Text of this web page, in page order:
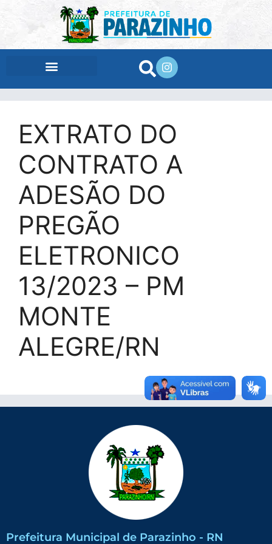
EXTRATO DO
CONTRATO A
ADESÃO DO
PREGÃO
ELETRONICO
13/2023 – PM
MONTE
ALEGRE/RN
Prefeitura Municipal de Parazinho - RN